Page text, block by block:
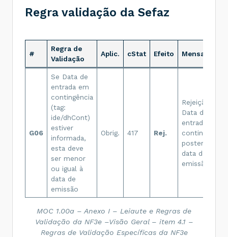
Regra validação da Sefaz
#
Regra de
Validação
Aplic. cStat Efeito Mensagem
G06
Se Data de
entrada em
contingência
(tag:
ide/dhCont)
estiver
informada,
esta deve
ser menor
ou igual à
data de
emissão
Obrig. 417 Rej.
Rejeição:
Data de
entrada em
contingência
posterior a
data de
emissão.
MOC 1.00a – Anexo I – Leiaute e Regras de
Validação da NF3e –Visão Geral – item 4.1 –
Regras de Validação Específicas da NF3e